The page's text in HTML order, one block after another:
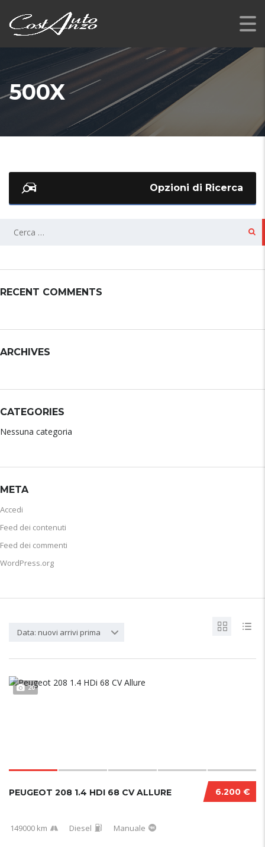
500X
Opzioni di Ricerca
RECENT COMMENTS
ARCHIVES
CATEGORIES
Nessuna categoria
META
Accedi
Feed dei contenuti
Feed dei commenti
WordPress.org
Data: nuovi arrivi prima
20
6.200 €
PEUGEOT 208 1.4 HDI 68 CV ALLURE
149000 km Diesel Manuale